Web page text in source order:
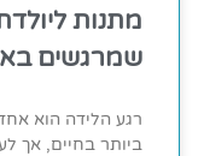
מתנות
שמרגשים
רגע הלידה הוא
ביותר בחיים, אך